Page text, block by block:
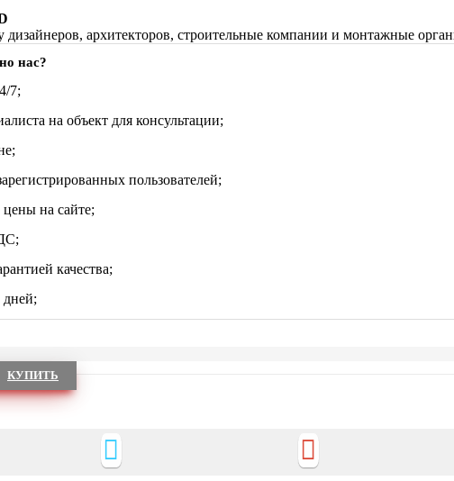
дизайнеров, архитекторов, строительные компании и монтажные
нас?
7;
на объект для консультации;
пользователей;
цены на сайте;
качества;
дней;
КУПИТЬ